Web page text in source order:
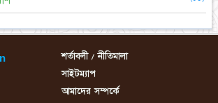
শর্তাবলী / নীতিমালা
সাইটম্যাপ
আমাদের সম্পর্কে